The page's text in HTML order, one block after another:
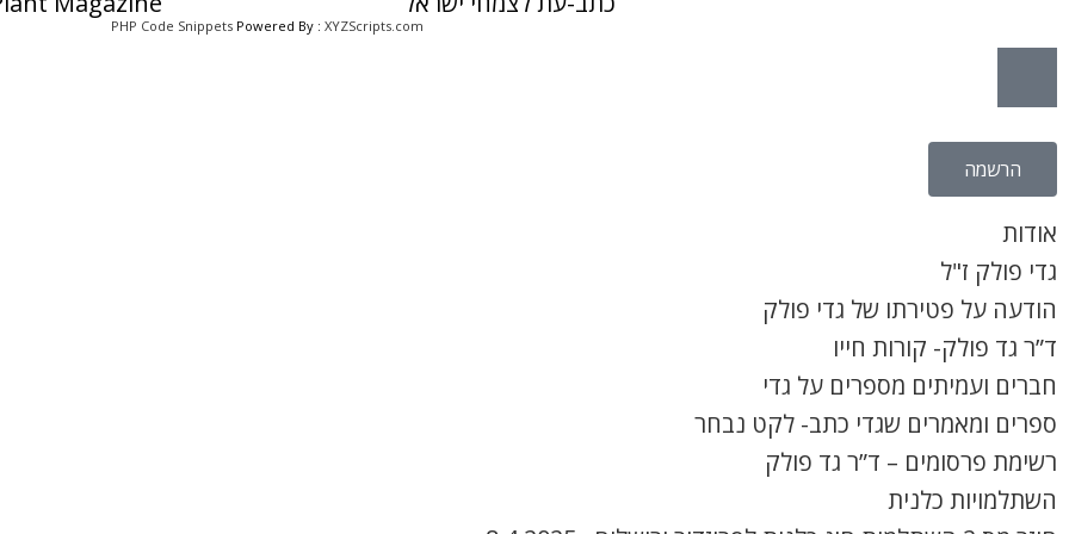
PHP Code Snippets Powered By : XYZScripts.com
הרשמה
אודות
גדי פולק ז"ל
הודעה על פטירתו של גדי פולק
ד”ר גד פולק- קורות חייו
חברים ועמיתים מספרים על גדי
ספרים ומאמרים שגדי כתב- לקט נבחר
רשימת פרסומים – ד”ר גד פולק
השתלמויות כלנית